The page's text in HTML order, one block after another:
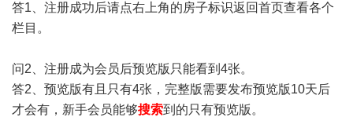
答1、注册成功后请点右上角的房子标识返回首页查看各个
栏目。
问2、注册成为会员后预览版只能看到4张。
答2、预览版有且只有4张，完整版需要发布预览版10天后
才会有，新手会员能够搜索到的只有预览版。